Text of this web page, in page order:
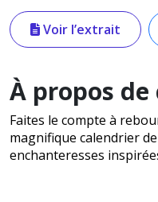
Voir l’extrait
À propos de
Faites le compte à
magnifique calendrier
enchanteresses